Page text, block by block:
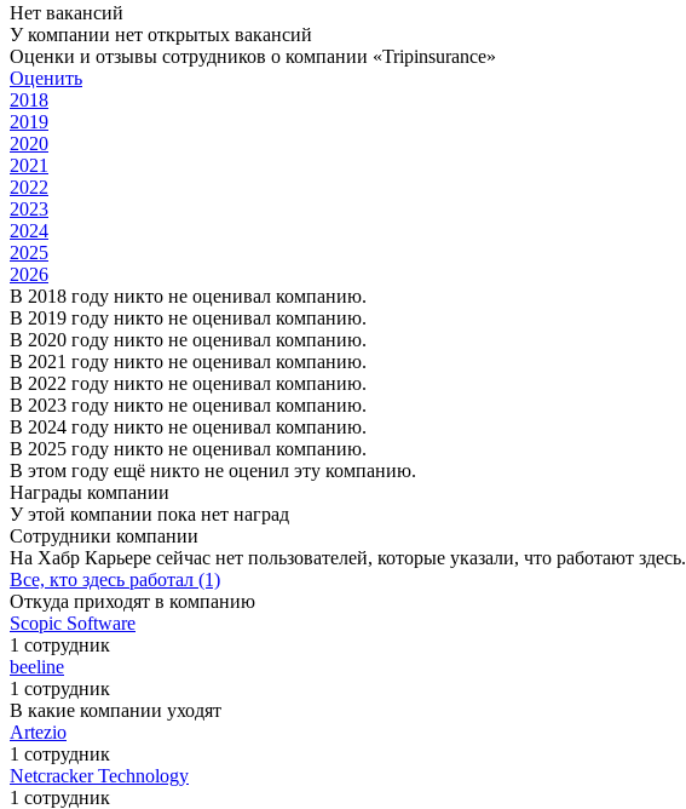
Нет вакансий
У компании нет открытых вакансий
Оценки и отзывы сотрудников о компании «Tripinsurance»
Оценить
2018
2019
2020
2021
2022
2023
2024
2025
2026
В 2018 году никто не оценивал компанию.
В 2019 году никто не оценивал компанию.
В 2020 году никто не оценивал компанию.
В 2021 году никто не оценивал компанию.
В 2022 году никто не оценивал компанию.
В 2023 году никто не оценивал компанию.
В 2024 году никто не оценивал компанию.
В 2025 году никто не оценивал компанию.
В этом году ещё никто не оценил эту компанию.
Награды компании
У этой компании пока нет наград
Сотрудники компании
На Хабр Карьере сейчас нет пользователей, которые указали, что работают здесь.
Все, кто здесь работал (1)
Откуда приходят в компанию
Scopic Software
1 сотрудник
beeline
1 сотрудник
В какие компании уходят
Artezio
1 сотрудник
Netcracker Technology
1 сотрудник